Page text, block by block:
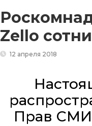
Zello
12 апреля 2018
Прав